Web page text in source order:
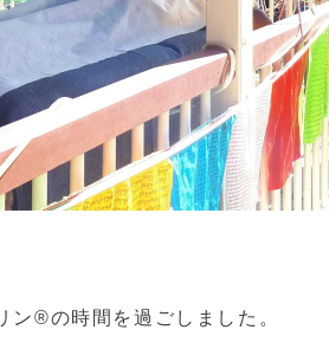
ン®の時間を過ごしました。